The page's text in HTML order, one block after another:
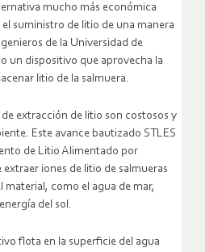
mucho más económica
suministro de litio de una manera
de la Universidad de
un dispositivo que aprovecha la
litio de la salmuera.
extracción de litio son costosos y
Este avance bautizado STLES
de Litio Alimentado por
iones de litio de salmueras
como el agua de mar,
del sol.
flota en la superficie del agua